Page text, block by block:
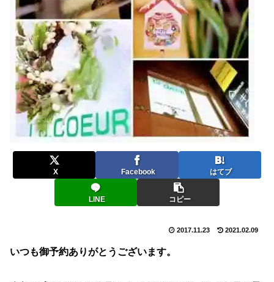
X Facebook はてブ
LINE コピー
2017.11.23 2021.02.09
いつも御予約ありがとうございます。